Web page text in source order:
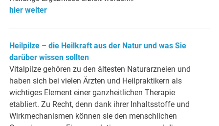
hier weiter
Heilpilze – die Heilkraft aus der Natur und was Sie
darüber wissen sollten
Vitalpilze gehören zu den ältesten Naturarzneien und
haben sich bei vielen Ärzten und Heilpraktikern als
wichtiges Element einer ganzheitlichen Therapie
etabliert. Zu Recht, denn dank ihrer Inhaltsstoffe und
Wirkmechanismen können sie den menschlichen